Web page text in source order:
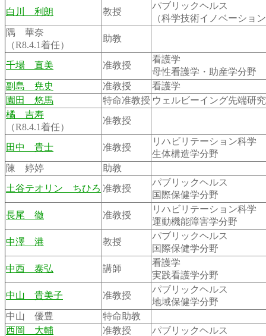
白川 利朗
教授
パブリックヘルス
（科学技術イノベーショ
隅 華奈
（R8.4.1着任）
助教
千場 直美 准教授
看護学
母性看護学・助産学分野
副島 尭史
准教授
看護学
園田 悠馬
特命准教授 ウェルビーイング先端研
橘 吉寿
（R8.4.1着任）
准教授
田中 貴士 准教授
リハビリテーション科学
生体構造学分野
陳 婷婷
助教
土谷テオリン ちひろ 准教授
パブリックヘルス
国際保健学分野
長尾 徹
准教授
リハビリテーション科学
運動機能障害学分野
中澤 港
教授
パブリックヘルス
国際保健学分野
中西 泰弘
講師
看護学
実践看護学分野
中山 貴美子
准教授
パブリックヘルス
地域保健学分野
中山 優豊
特命助教
西岡 大輔
准教授
パブリックヘルス